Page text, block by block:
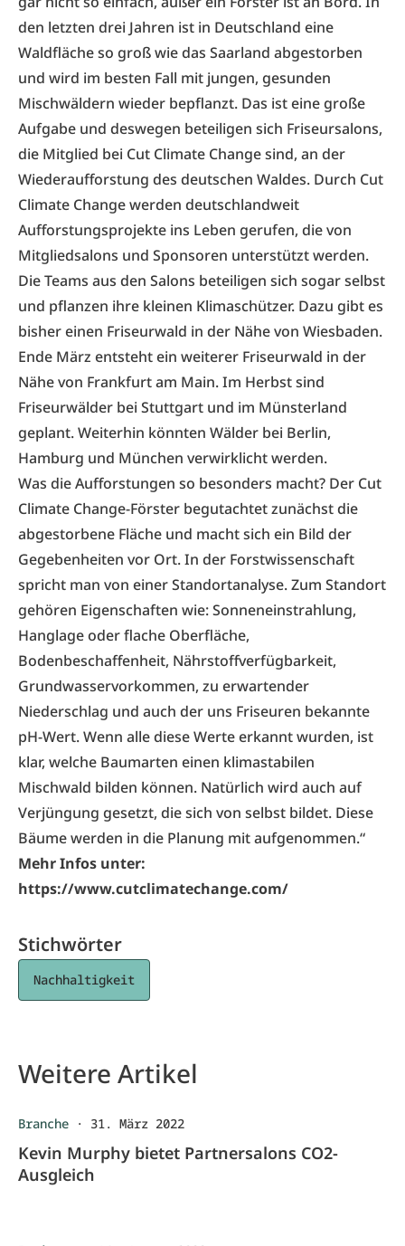
den letzten drei Jahren ist in Deutschland eine
Waldfläche so groß wie das Saarland abgestorben
und wird im besten Fall mit jungen, gesunden
Mischwäldern wieder bepflanzt. Das ist eine große
Aufgabe und deswegen beteiligen sich Friseursalons,
die Mitglied bei Cut Climate Change sind, an der
Wiederaufforstung des deutschen Waldes. Durch Cut
Climate Change werden deutschlandweit
Aufforstungsprojekte ins Leben gerufen, die von
Mitgliedsalons und Sponsoren unterstützt werden.
Die Teams aus den Salons beteiligen sich sogar selbst
und pflanzen ihre kleinen Klimaschützer. Dazu gibt es
bisher einen Friseurwald in der Nähe von Wiesbaden.
Ende März entsteht ein weiterer Friseurwald in der
Nähe von Frankfurt am Main. Im Herbst sind
Friseurwälder bei Stuttgart und im Münsterland
geplant. Weiterhin könnten Wälder bei Berlin,
Hamburg und München verwirklicht werden.
Was die Aufforstungen so besonders macht? Der Cut
Climate Change-Förster begutachtet zunächst die
abgestorbene Fläche und macht sich ein Bild der
Gegebenheiten vor Ort. In der Forstwissenschaft
spricht man von einer Standortanalyse. Zum Standort
gehören Eigenschaften wie: Sonneneinstrahlung,
Hanglage oder flache Oberfläche,
Bodenbeschaffenheit, Nährstoffverfügbarkeit,
Grundwasservorkommen, zu erwartender
Niederschlag und auch der uns Friseuren bekannte
pH-Wert. Wenn alle diese Werte erkannt wurden, ist
klar, welche Baumarten einen klimastabilen
Mischwald bilden können. Natürlich wird auch auf
Verjüngung gesetzt, die sich von selbst bildet. Diese
Bäume werden in die Planung mit aufgenommen.“
Mehr Infos unter:
https://www.cutclimatechange.com/
Stichwörter
Nachhaltigkeit
Weitere Artikel
Branche · 31. März 2022
Kevin Murphy bietet Partnersalons CO2-
Ausgleich